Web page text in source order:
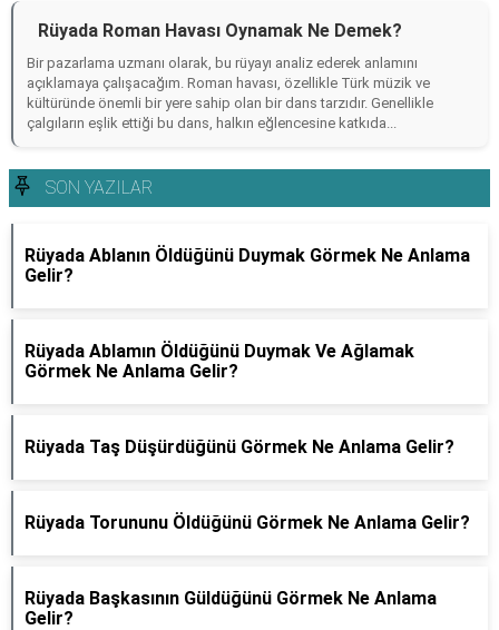
Rüyada Roman Havası Oynamak Ne Demek?
Bir pazarlama uzmanı olarak, bu rüyayı analiz ederek anlamını
açıklamaya çalışacağım. Roman havası, özellikle Türk müzik ve
kültüründe önemli bir yere sahip olan bir dans tarzıdır. Genellikle
çalgıların eşlik ettiği bu dans, halkın eğlencesine katkıda...
SON YAZILAR
Rüyada Ablanın Öldüğünü Duymak Görmek Ne Anlama
Gelir?
Rüyada Ablamın Öldüğünü Duymak Ve Ağlamak
Görmek Ne Anlama Gelir?
Rüyada Taş Düşürdüğünü Görmek Ne Anlama Gelir?
Rüyada Torununu Öldüğünü Görmek Ne Anlama Gelir?
Rüyada Başkasının Güldüğünü Görmek Ne Anlama
Gelir?